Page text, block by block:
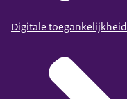
Digitale toegankelijkheid